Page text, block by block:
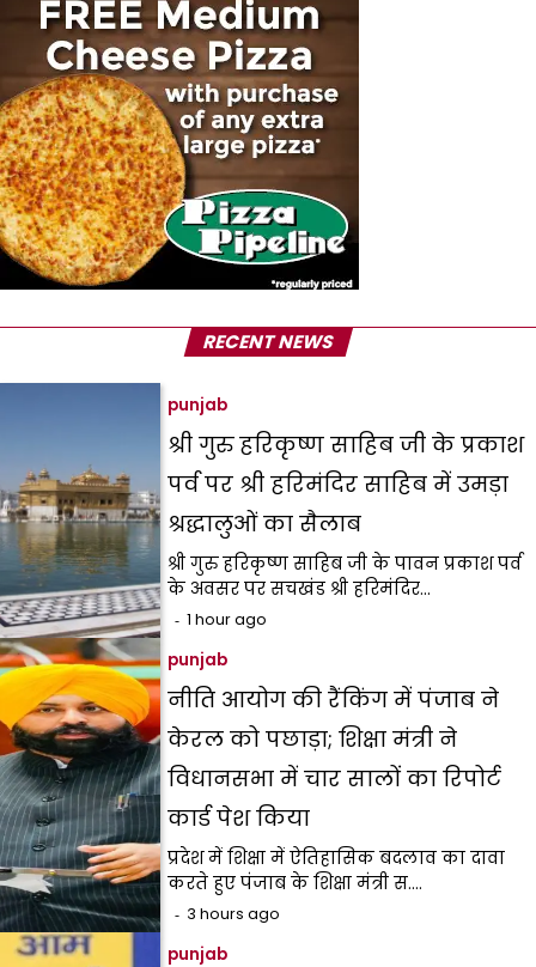
RECENT NEWS
punjab
श्री गुरु हरिकृष्ण साहिब जी के प्रकाश
पर्व पर श्री हरिमंदिर साहिब में उमड़ा
श्रद्धालुओं का सैलाब
श्री गुरु हरिकृष्ण साहिब जी के पावन प्रकाश पर्व
के अवसर पर सचखंड श्री हरिमंदिर…
1 hour ago
punjab
नीति आयोग की रैंकिंग में पंजाब ने
केरल को पछाड़ा; शिक्षा मंत्री ने
विधानसभा में चार सालों का रिपोर्ट
कार्ड पेश किया
प्रदेश में शिक्षा में ऐतिहासिक बदलाव का दावा
करते हुए पंजाब के शिक्षा मंत्री स.…
3 hours ago
punjab